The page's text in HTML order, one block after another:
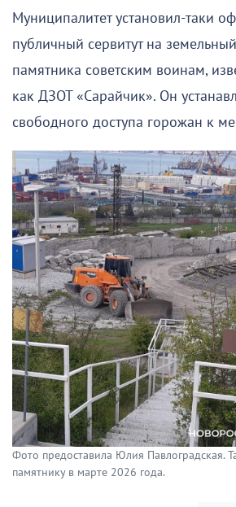
Муниципалитет установил-таки
публичный сервитут на
памятника советским воинам,
как ДЗОТ «Сарайчик». Он
свободного доступа горожан к
Фото предоставила Юлия Павлоградская.
памятнику в марте 2026 года.